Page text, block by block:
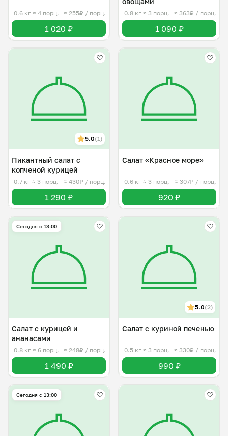
0.6 кг ≈ 4 порц. ≈ 255₽ / порц.
1 020 ₽
0.8 кг ≈ 3 порц. ≈ 363₽ / порц.
1 090 ₽
5.0(1)
Пикантный салат с
копченой курицей
0.7 кг ≈ 3 порц. ≈ 430₽ / порц.
1 290 ₽
Салат «Красное море»
0.6 кг ≈ 3 порц. ≈ 307₽ / порц.
920 ₽
Сегодня с 13:00
Салат с курицей и
ананасами
0.8 кг ≈ 6 порц. ≈ 248₽ / порц.
1 490 ₽
5.0(2)
Салат с куриной печенью
0.5 кг ≈ 3 порц. ≈ 330₽ / порц.
990 ₽
Сегодня с 13:00